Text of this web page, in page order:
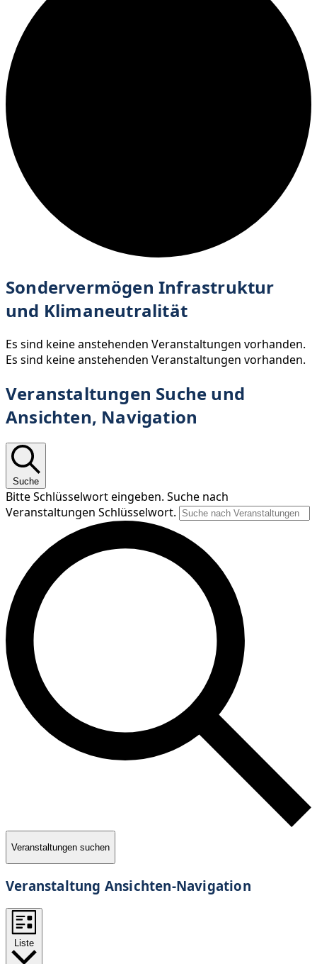
Sondervermögen Infrastruktur
und Klimaneutralität
Es sind keine anstehenden Veranstaltungen vorhanden.
Es sind keine anstehenden Veranstaltungen vorhanden.
Veranstaltungen Suche und
Ansichten, Navigation
Suche
Bitte Schlüsselwort eingeben. Suche nach
Veranstaltungen Schlüsselwort.
Veranstaltungen suchen
Veranstaltung Ansichten-Navigation
Liste